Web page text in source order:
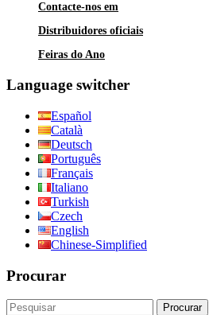
Contacte-nos em
Distribuidores oficiais
Feiras do Ano
Language switcher
Español
Català
Deutsch
Português
Français
Italiano
Turkish
Czech
English
Chinese-Simplified
Procurar
Procurar